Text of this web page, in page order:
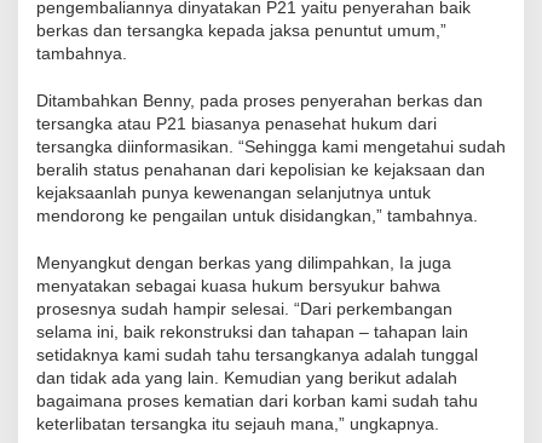
pengembaliannya dinyatakan P21 yaitu penyerahan baik
berkas dan tersangka kepada jaksa penuntut umum,”
tambahnya.
Ditambahkan Benny, pada proses penyerahan berkas dan
tersangka atau P21 biasanya penasehat hukum dari
tersangka diinformasikan. “Sehingga kami mengetahui sudah
beralih status penahanan dari kepolisian ke kejaksaan dan
kejaksaanlah punya kewenangan selanjutnya untuk
mendorong ke pengailan untuk disidangkan,” tambahnya.
Menyangkut dengan berkas yang dilimpahkan, Ia juga
menyatakan sebagai kuasa hukum bersyukur bahwa
prosesnya sudah hampir selesai. “Dari perkembangan
selama ini, baik rekonstruksi dan tahapan – tahapan lain
setidaknya kami sudah tahu tersangkanya adalah tunggal
dan tidak ada yang lain. Kemudian yang berikut adalah
bagaimana proses kematian dari korban kami sudah tahu
keterlibatan tersangka itu sejauh mana,” ungkapnya.